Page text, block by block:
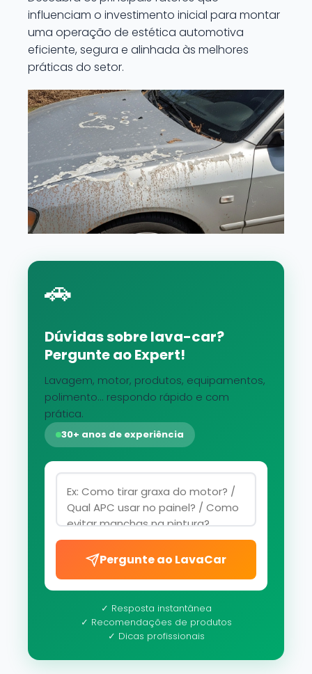
influenciam o investimento inicial para montar
uma operação de estética automotiva
eficiente, segura e alinhada às melhores
práticas do setor.
🚗
Dúvidas sobre lava-car?
Pergunte ao Expert!
Lavagem, motor, produtos, equipamentos,
polimento... respondo rápido e com
prática.
30+ anos de experiência
Pergunte ao LavaCar
✓ Resposta instantânea
✓ Recomendações de produtos
✓ Dicas profissionais